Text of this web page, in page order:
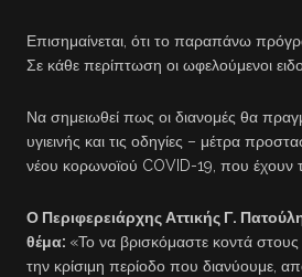
Επισημαίνεται, ότι το παραπάνω
Σε κάθε περίπτωση οι ωφελούμενοι
Να σημειωθεί πως οι διανομές θα
υγιεινής και τις οδηγίες – μέτρα
νέου κορωνοϊού COVID-19, που έχουν
Ο Περιφερειάρχης Αττικής Γ.
θέμα: «Το να βρισκόμαστε κοντά
την κρίσιμη περίοδο που διανύουμε,